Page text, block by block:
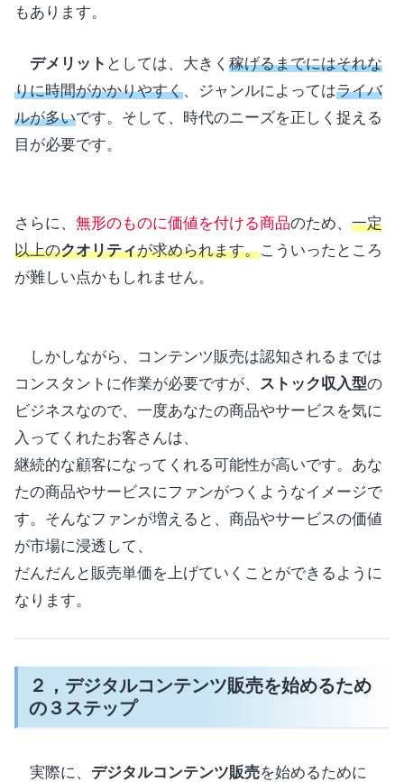
もあります。
デメリット としては、大きく 稼げるまでにはそれな
りに時間がかかりやすく、ジャンルによってはライバ
ルが多いです。そして、時代のニーズを正しく捉える
目が必要です。
さらに、 無形のものに価値を付ける商品のため、 一定
以上のクオリティが求められます。こういったところ
が難しい点かもしれません。
しかしながら、コンテンツ販売は認知されるまでは
コンスタントに作業が必要ですが、 ストック収入型の
ビジネスなので、一度あなたの商品やサービスを気に
入ってくれたお客さんは、
継続的な顧客になってくれる可能性が高いです。あな
たの商品やサービスにファンがつくようなイメージで
す。そんなファンが増えると、商品やサービスの価値
が市場に浸透して、
だんだんと販売単価を上げていくことができるように
なります。
２，デジタルコンテンツ販売を始めるため
の３ステップ
実際に、 デジタルコンテンツ販売を始めるために